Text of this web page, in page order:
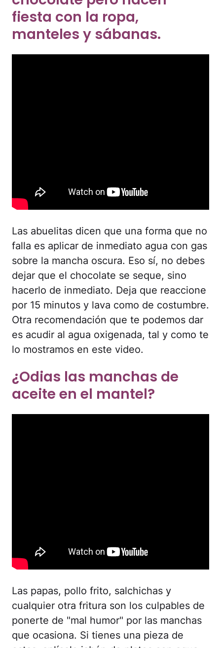
fiesta con la ropa,
manteles y sábanas.
Las abuelitas dicen que una forma que no
falla es aplicar de inmediato agua con gas
sobre la mancha oscura. Eso sí, no debes
dejar que el chocolate se seque, sino
hacerlo de inmediato. Deja que reaccione
por 15 minutos y lava como de costumbre.
Otra recomendación que te podemos dar
es acudir al agua oxigenada, tal y como te
lo mostramos en este video.
¿Odias las manchas de
aceite en el mantel?
Las papas, pollo frito, salchichas y
cualquier otra fritura son los culpables de
ponerte de "mal humor" por las manchas
que ocasiona. Si tienes una pieza de